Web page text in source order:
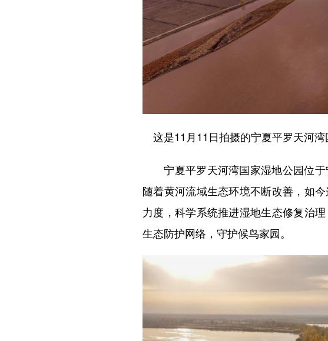
这是11月11日拍摄的宁夏平罗天河
宁夏平罗天河湾国家湿地公园位于
随着黄河流域生态环境不断改善，如
力度，科学系统推进湿地生态修复治
生态防护网络，守护候鸟家园。